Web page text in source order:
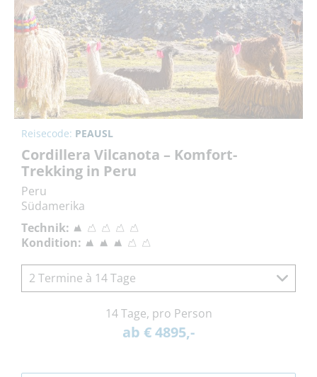
Reisecode: PEAUSL
Cordillera Vilcanota – Komfort-
Trekking in Peru
Peru
Südamerika
Technik:
Kondition:
2 Termine à 14 Tage
14 Tage, pro Person
ab € 4895,-